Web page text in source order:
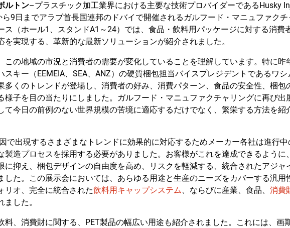
ルトン–プラスチック加工業界における主要な技術プロバイダーであるHusky
9日までアラブ首長国連邦のドバイで開催されるガルフード・マニュファクチ
ス（ホール1、スタンドA1～24）では、食品・飲料用パッケージに対する消費
を実現する、革新的な最新ソリューションが紹介されました。
この地域の市況と消費者の需要が変化していることを理解しています。特に昨
スキー（EEMEIA、SEA、ANZ）の硬質梱包担当バイスプレジデントであるワ
多くのトレンドが登場し、消費者の好み、消費パターン、食品の安全性、梱包
様子を目の当たりにしました。ガルフード・マニュファクチャリングに再び出
て今日の前例のない世界規模の苦境に適応するだけでなく、繁栄する方法を紹
で出現するさまざまなトレンドに効果的に対応するためメーカー各社は進行
製造プロセスを採用する必要がありました。お客様がこれを達成できるよう
に抑え、梱包デザインの自由度を高め、リスクを軽減する、統合されたアジャ
した。この展示会においては、あらゆる用途と生産のニーズをカバーする汎用
リオ、完全に統合された飲料用キャップシステム、ならびに産業、食品、消費
ました。
料、消費財に関する、PET製品の幅広い用途も紹介されました。これには、画